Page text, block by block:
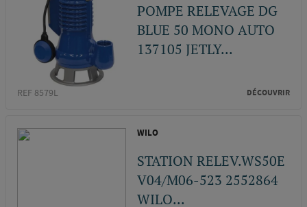
POMPE RELEVAGE DG
BLUE 50 MONO AUTO
137105 JETLY...
REF 8579L DÉCOUVRIR
WILO
STATION RELEV.WS50E
V04/M06-523 2552864
WILO...